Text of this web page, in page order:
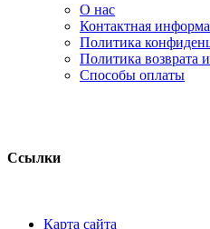
О нас
Контактная
Политика
Политика возврата
Способы оплаты
Ссылки
Карта сайта